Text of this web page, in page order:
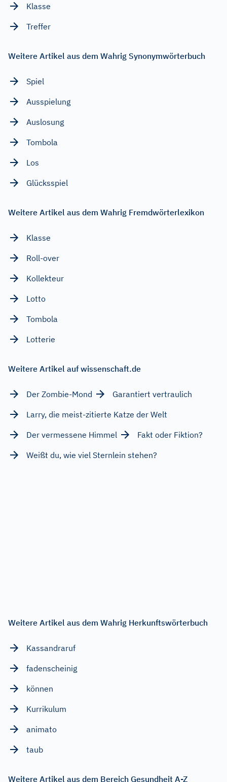
Klasse
Treffer
Weitere Artikel aus dem Wahrig Synonymwörterbuch
Spiel
Ausspielung
Auslosung
Tombola
Los
Glücksspiel
Weitere Artikel aus dem Wahrig Fremdwörterlexikon
Klasse
Roll-over
Kollekteur
Lotto
Tombola
Lotterie
Weitere Artikel auf wissenschaft.de
Der Zombie-Mond
Garantiert vertraulich
Larry, die meist-zitierte Katze der Welt
Der vermessene Himmel
Fakt oder Fiktion?
Weißt du, wie viel Sternlein stehen?
Weitere Artikel aus dem Wahrig Herkunftswörterbuch
Kassandraruf
fadenscheinig
können
Kurrikulum
animato
taub
Weitere Artikel aus dem Bereich Gesundheit A-Z